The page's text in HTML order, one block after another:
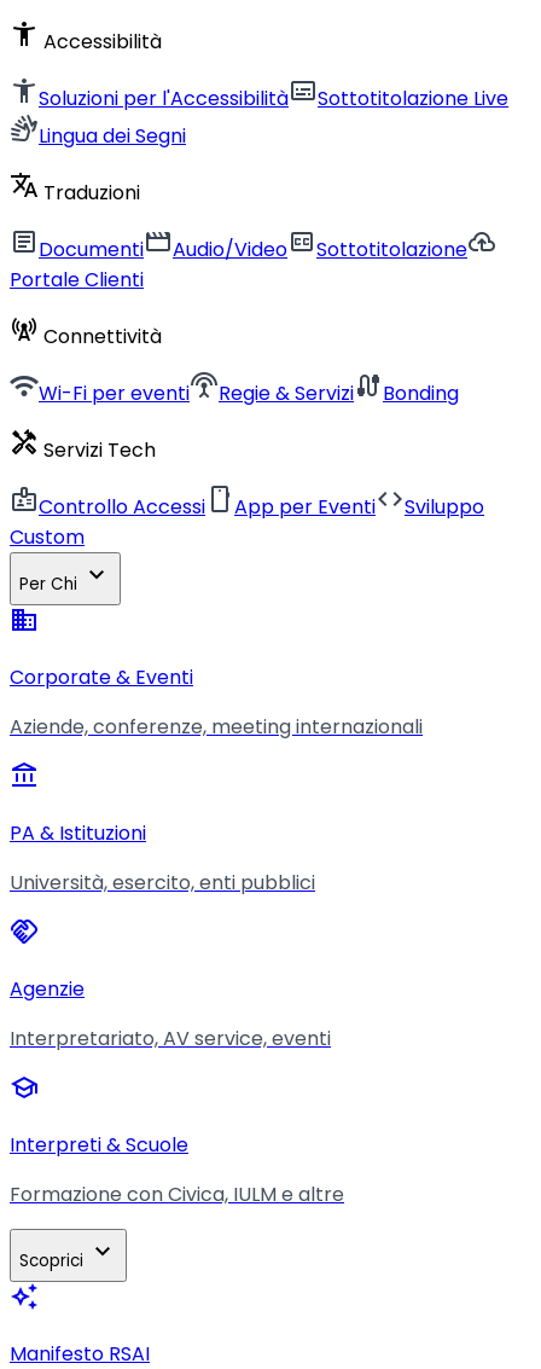
accessibility_new Accessibilità
accessibility_newSoluzioni per l'AccessibilitàsubtitlesSottotitolazione Live
sign_languageLingua dei Segni
translate Traduzioni
articleDocumentimovieAudio/Videoclosed_captionSottotitolazionecloud_upload
Portale Clienti
cell_tower Connettività
wifiWi-Fi per eventisettings_input_antennaRegie & ServizicableBonding
handyman Servizi Tech
badgeControllo Accessi smartphoneApp per EventicodeSviluppo
Custom
Per Chi expand_more
business
Corporate & Eventi
Aziende, conferenze, meeting internazionali
account_balance
PA & Istituzioni
Università, esercito, enti pubblici
handshake
Agenzie
Interpretariato, AV service, eventi
school
Interpreti & Scuole
Formazione con Civica, IULM e altre
Scoprici expand_more
auto_awesome
Manifesto RSAI